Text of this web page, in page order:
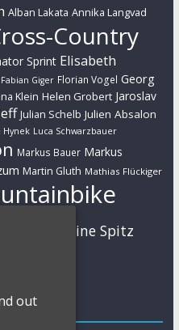
Alban Lakata Annika Langvad
Country
Sprint Elisabeth
Fabian Giger Florian Vogel Georg
Klein Helen Grobert Jaroslav
Julian Schelb Julien Absalon
Hynek Luca Schwarzbauer
Markus Bauer Markus
Martin Gluth Mathias Flückiger
Sabine Spitz
out